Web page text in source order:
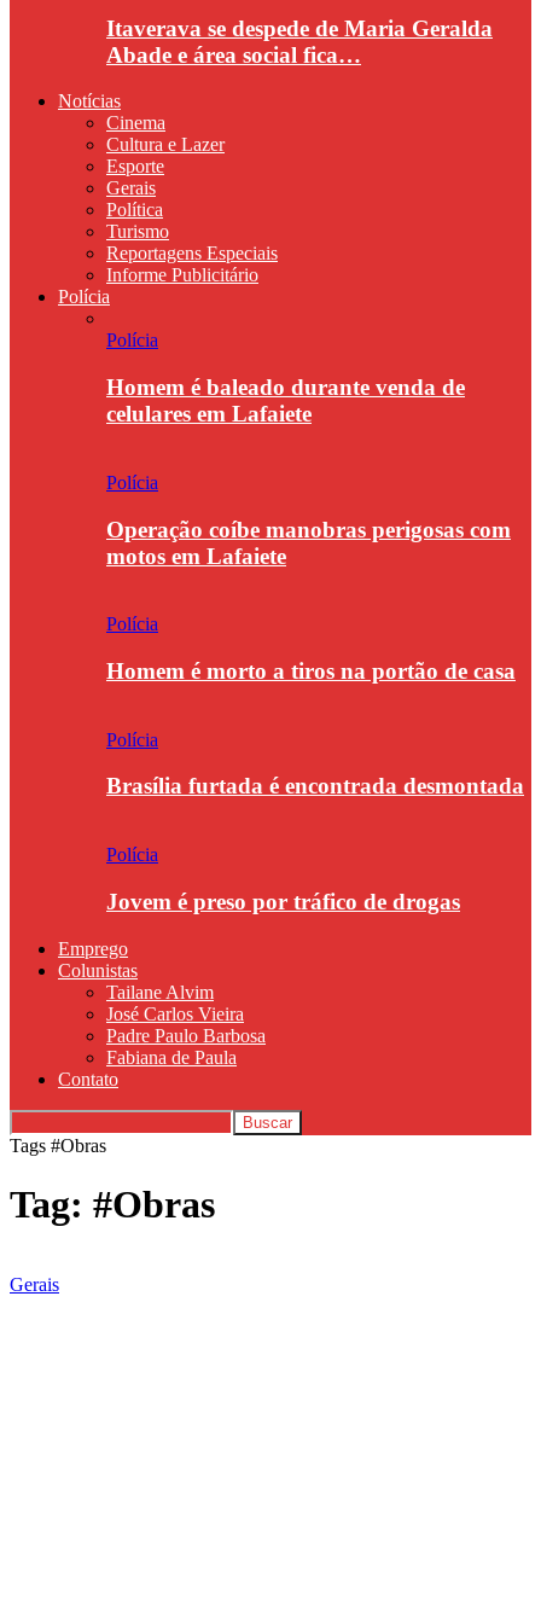
Itaverava se despede de Maria Geralda
Abade e área social fica…
Notícias
Cinema
Cultura e Lazer
Esporte
Gerais
Política
Turismo
Reportagens Especiais
Informe Publicitário
Polícia
Polícia
Homem é baleado durante venda de
celulares em Lafaiete
Polícia
Operação coíbe manobras perigosas com
motos em Lafaiete
Polícia
Homem é morto a tiros na portão de casa
Polícia
Brasília furtada é encontrada desmontada
Polícia
Jovem é preso por tráfico de drogas
Emprego
Colunistas
Tailane Alvim
José Carlos Vieira
Padre Paulo Barbosa
Fabiana de Paula
Contato
Tags #Obras
Tag: #Obras
Gerais